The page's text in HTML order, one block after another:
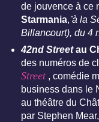
de jouvence à ce
Starmania,à la
Billancourt), du 4
42nd Streetau
des numéros de
Street, comédie
business dans le
au théâtre du
par Stephen